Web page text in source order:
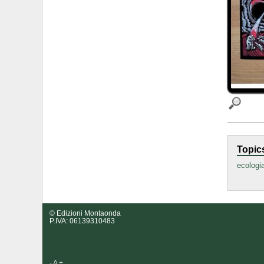
© Edizioni Montaonda
P.IVA: 06139310483